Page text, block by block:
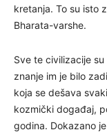
kretanja. To su isto
Bharata-varshe.
Sve te civilizacije
znanje im je bilo
koja se dešava
kozmički događaj,
godina. Dokazano